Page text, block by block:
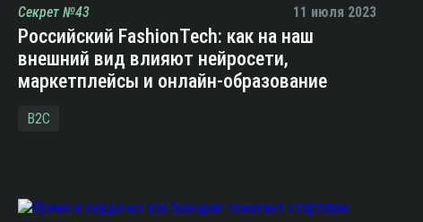
Секрет №43 11 июля 2023
Российский FashionTech: как на наш
внешний вид влияют нейросети,
маркетплейсы и онлайн-образование
B2C